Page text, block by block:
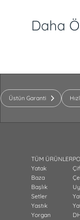
Daha
Üstün Garanti
TÜM ÜRÜNLER
Yatak
Baza
Başlık
Setler
Yastık
Yorgan